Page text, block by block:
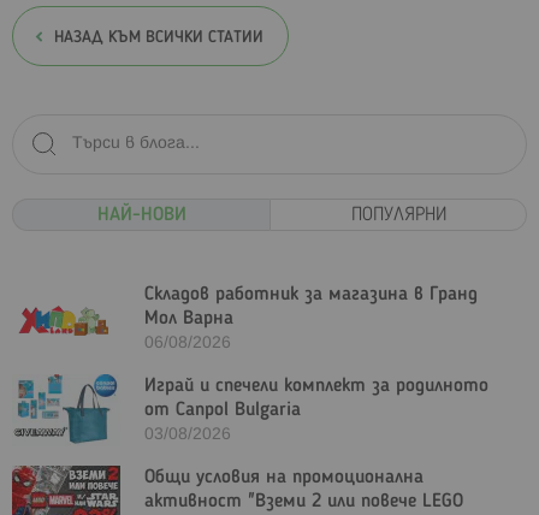
НАЗАД КЪМ ВСИЧКИ СТАТИИ
НАЙ-НОВИ
Складов работник за магазина в Гранд
Мол Варна
06/08/2026
Играй и спечели комплект за родилното
от Canpol Bulgaria
03/08/2026
Общи условия на промоционална
активност "Вземи 2 или повече LEGO
ПОПУЛЯРНИ